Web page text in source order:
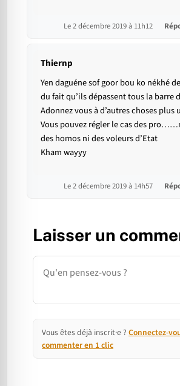
Le 2 décembre 2019 à 11h12
Thiernp
Yen daguéne sof goor bou ko nékhé
du fait qu’ils dépassent tous la barre
Adonnez vous à d’autres choses plus
Vous pouvez régler le cas des
des homos ni des voleurs d’Etat
Kham wayyy
Le 2 décembre 2019 à 14h57
Laisser un
Commentaire
Vous êtes déjà inscrit·e ? Connectez-
commenter en 1 clic